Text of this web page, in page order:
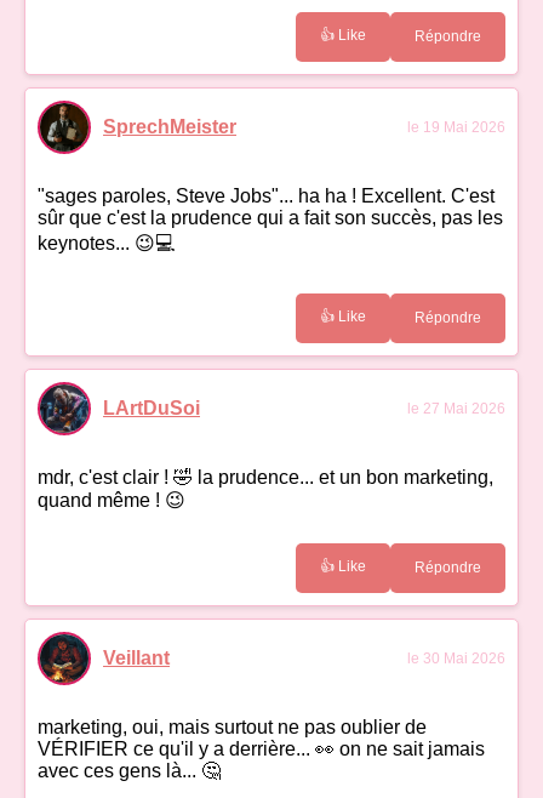
👍 Like Répondre
SprechMeister le 19 Mai 2026
"sages paroles, Steve Jobs"... ha ha ! Excellent. C'est
sûr que c'est la prudence qui a fait son succès, pas les
keynotes... 😉💻
👍 Like Répondre
LArtDuSoi le 27 Mai 2026
mdr, c'est clair ! 🤣 la prudence... et un bon marketing,
quand même ! 😉
👍 Like Répondre
Veillant le 30 Mai 2026
marketing, oui, mais surtout ne pas oublier de
VÉRIFIER ce qu'il y a derrière... 👀 on ne sait jamais
avec ces gens là... 🤔